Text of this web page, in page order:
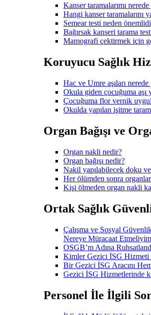
Kanser taramalarımı
Hangi kanser taramalarını
Semear testi neden
Bağırsak kanseri tarama
Mamografi çektirmek için
Koruyucu Sağlık
Hac ve Umre aşıları nerede
Okula giden çocuğuma aşı
Çocuğuma flor vernik
Okulda yapılan işitme
Organ Bağışı ve
Organ nakli nedir?
Organ bağışı nedir?
Nakil yapılabilecek doku
Her ölümden sonra
Kişi ölmeden organ nakli
Ortak Sağlık
Çalışma ve Sosyal
Nereye Müracaat
OSGB’m Adına
Kimler Gezici İSG Hizmeti
Bir Gezici İSG Aracını
Gezici İSG Hizmetlerinde
Personel İle İlgili